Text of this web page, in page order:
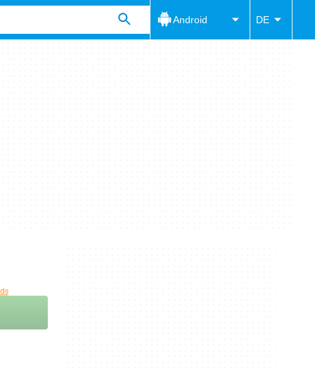
Android DE